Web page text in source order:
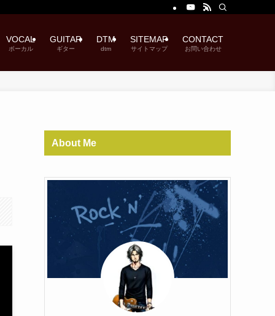
VOCAL
ボーカル
GUITAR
ギター
DTM
dtm
SITEMAP
サイトマップ
CONTACT
お問い合わせ
About Me